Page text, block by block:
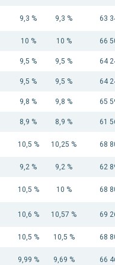
9,3 % 9,3 % 63
10 % 10 % 66
9,5 % 9,5 % 64
9,5 % 9,5 % 64
9,8 % 9,8 % 65
8,9 % 8,9 % 61
10,5 % 10,25 % 68
9,2 % 9,2 % 62
10,5 % 10 % 68
10,6 % 10,57 % 69
10,5 % 10,5 % 68
9,99 % 9,69 % 66